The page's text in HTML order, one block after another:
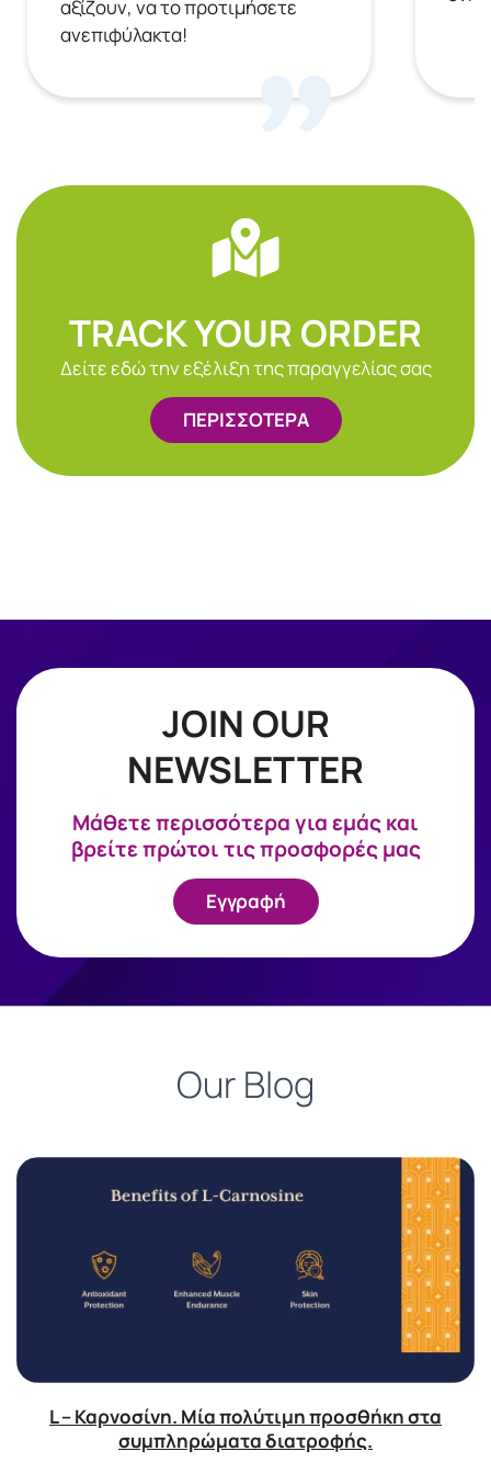
αξίζουν, να το προτιμήσετε
ανεπιφύλακτα!
TRACK YOUR ORDER
Δείτε εδώ την εξέλιξη της παραγγελίας σας
ΠΕΡΙΣΣΟΤΕΡΑ
JOIN OUR
NEWSLETTER
Mάθετε περισσότερα για εμάς και
βρείτε πρώτοι τις προσφορές μας
Εγγραφή
Our Blog
L – Καρνοσίνη. Μία πολύτιμη προσθήκη στα
συμπληρώματα διατροφής.